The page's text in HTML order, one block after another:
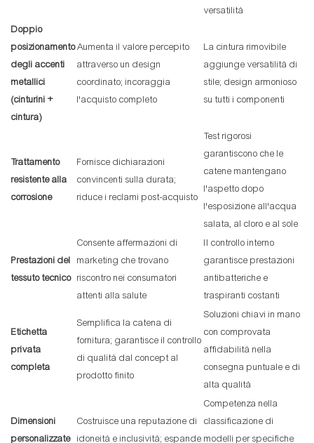
versatilità
Doppio
posizionamento
degli accenti
metallici
(cinturini +
cintura)
Aumenta il valore percepito
attraverso un design
coordinato; incoraggia
l'acquisto completo
La cintura rimovibile
aggiunge versatilità di
stile; design armonioso
su tutti i componenti
Trattamento
resistente alla
corrosione
Fornisce dichiarazioni
convincenti sulla durata;
riduce i reclami post-acquisto
Test rigorosi
garantiscono che le
catene mantengano
l'aspetto dopo
l'esposizione all'acqua
salata, al cloro e al sole
Prestazioni del
tessuto tecnico
Consente affermazioni di
marketing che trovano
riscontro nei consumatori
attenti alla salute
Il controllo interno
garantisce prestazioni
antibatteriche e
traspiranti costanti
Etichetta
privata
completa
Semplifica la catena di
fornitura; garantisce il controllo
di qualità dal concept al
prodotto finito
Soluzioni chiavi in ​​mano
con comprovata
affidabilità nella
consegna puntuale e di
alta qualità
Dimensioni
personalizzate
Costruisce una reputazione di
idoneità e inclusività; espande
Competenza nella
classificazione di
modelli per specifiche